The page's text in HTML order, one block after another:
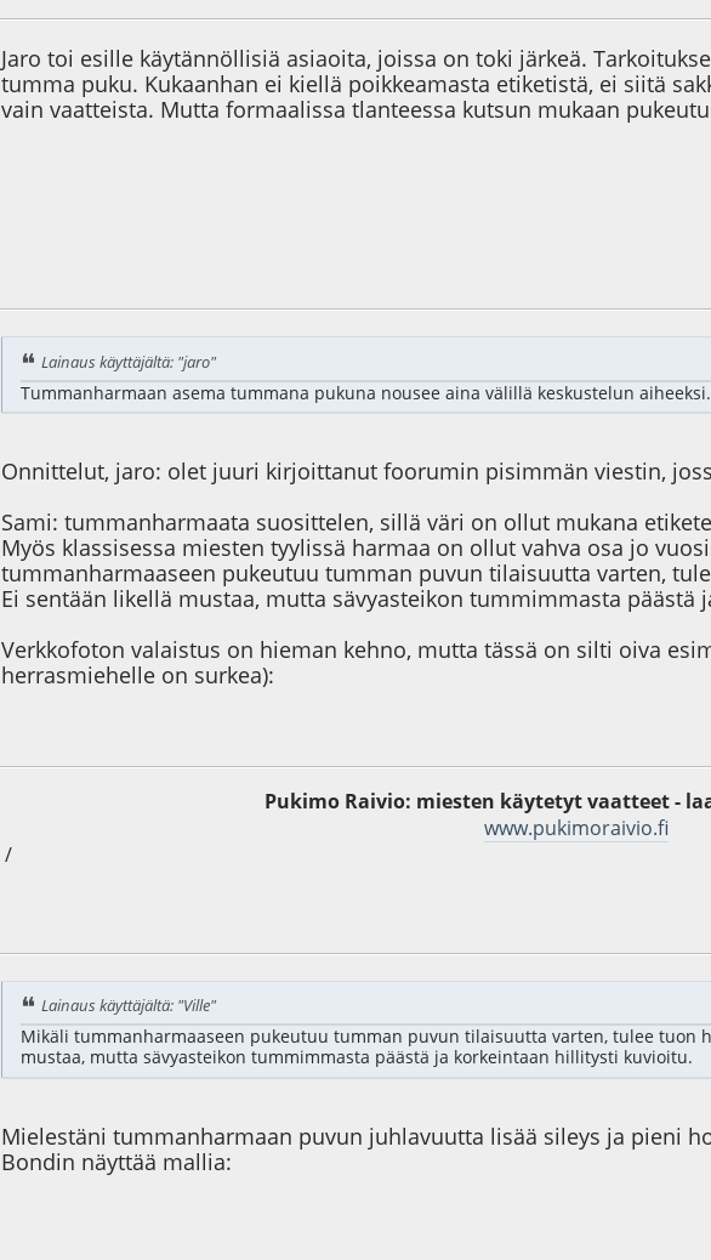
Jaro toi esille käytännöllisiä asiaoita, joissa on toki järkeä.
tumma puku. Kukaanhan ei kiellä poikkeamasta etiketistä, ei siitä
vain vaatteista. Mutta formaalissa tlanteessa kutsun mukaan
Lainaus käyttäjältä: "jaro"
Tummanharmaan asema tummana pukuna nousee aina välillä keskustelun
Onnittelut, jaro: olet juuri kirjoittanut foorumin pisimmän viestin,
Sami: tummanharmaata suosittelen, sillä väri on ollut mukana
Myös klassisessa miesten tyylissä harmaa on ollut vahva osa jo
tummanharmaaseen pukeutuu tumman puvun tilaisuutta varten,
Ei sentään likellä mustaa, mutta sävyasteikon tummimmasta
Verkkofoton valaistus on hieman kehno, mutta tässä on silti oiva
herrasmiehelle on surkea):
Pukimo Raivio: miesten käytetyt vaatteet -
www.pukimoraivio.fi
/
Lainaus käyttäjältä: "Ville"
Mikäli tummanharmaaseen pukeutuu tumman puvun tilaisuutta varten, tulee tuon
mustaa, mutta sävyasteikon tummimmasta päästä ja korkeintaan hillitysti kuvioitu.
Mielestäni tummanharmaan puvun juhlavuutta lisää sileys ja pieni
Bondin näyttää mallia: